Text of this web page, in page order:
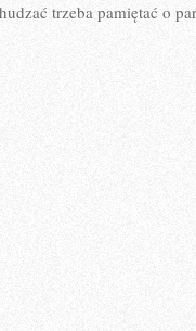
trzeba pamiętać o